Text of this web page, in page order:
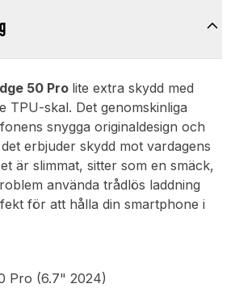
50 Pro lite extra skydd med
TPU-skal. Det genomskinliga
snygga originaldesign och
erbjuder skydd mot vardagens
är slimmat, sitter som en smäck,
använda trådlös laddning
för att hålla din smartphone i
Pro (6.7" 2024)